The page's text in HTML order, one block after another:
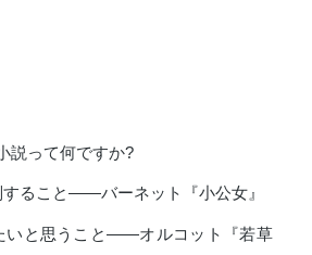
って何ですか?
ること――バーネット『小公女』
と思うこと――オルコット『若草